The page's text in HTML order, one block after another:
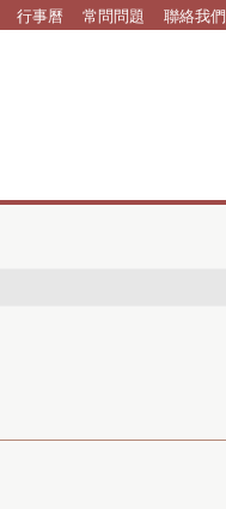
行事曆 常問問題 聯絡我們